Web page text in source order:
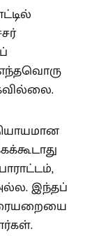
எந்தவொரு
இந்தப்